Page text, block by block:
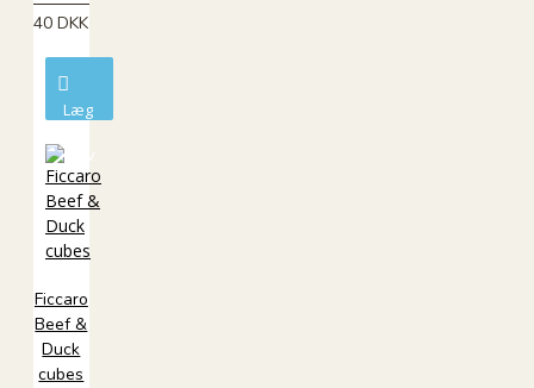
40 DKK
Læg
kurv
Ficcaro
Beef &
Duck
cubes